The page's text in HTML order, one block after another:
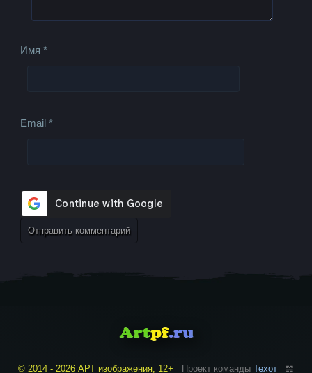
Имя*
Email*
© 2014 - 2026 АРТ изображения, 12+ Проект команды Техот 𝌴